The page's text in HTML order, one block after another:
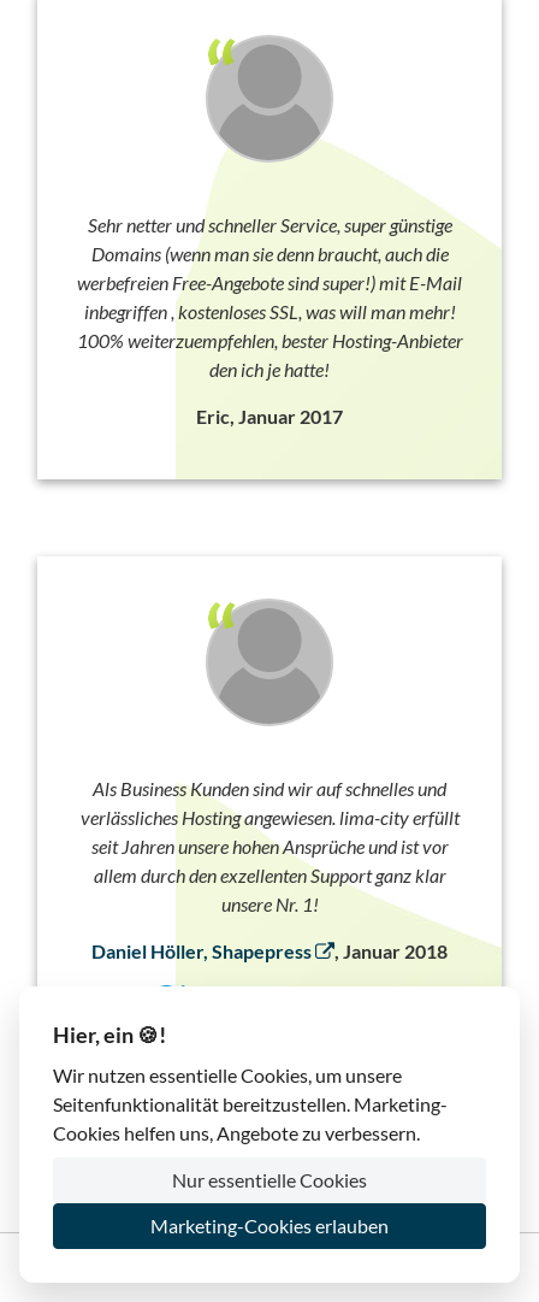
Sehr netter und schneller Service, super günstige
Domains (wenn man sie denn braucht, auch die
werbefreien Free-Angebote sind super!) mit E-Mail
inbegriffen , kostenloses SSL, was will man mehr!
100% weiterzuempfehlen, bester Hosting-Anbieter
den ich je hatte!
Eric, Januar 2017
Als Business Kunden sind wir auf schnelles und
verlässliches Hosting angewiesen. lima-city erfüllt
seit Jahren unsere hohen Ansprüche und ist vor
allem durch den exzellenten Support ganz klar
unsere Nr. 1!
Daniel Höller, Shapepress , Januar 2018
Hier, ein 🍪!
Wir nutzen essentielle Cookies, um unsere
Seitenfunktionalität bereitzustellen. Marketing-
Cookies helfen uns, Angebote zu verbessern.
Nur essentielle Cookies
Marketing-Cookies erlauben